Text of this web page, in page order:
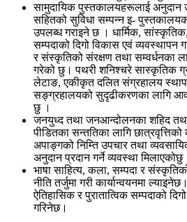
सामुदायिक पुस्तकालयहरूलाई अनुदान
सहितको सुविधा सम्पन्न इ-
उपलब्ध गराइने छ । धार्मिक,
सम्पदाको दिगो विकास एवं व्यवस्थापन
र संस्कृतिको संरक्षण तथा सम्वर्धनका
गरेको छु। पथरी शनिश्चरे सास्कृतिक
लेटाङ, एकीकृत दलित संग्रहालय
सङ्ग्रहालयको सुदृढीकरणका लागि
छु ।
जनयुध्द तथा जनआन्दोलनका शहिद
पीडितका सन्ततिका लागि
अपाङ्गको निम्ति उपचार तथा
अनुदान प्रदान गर्ने व्यवस्था मिलाएकोछु
भाषा साहित्य, कला, सम्पदा र
नीति तर्जुमा गरी कार्यान्वयनमा
ऐतिहासिक र पुरातात्विक सम्पदाको
गरिनेछ।